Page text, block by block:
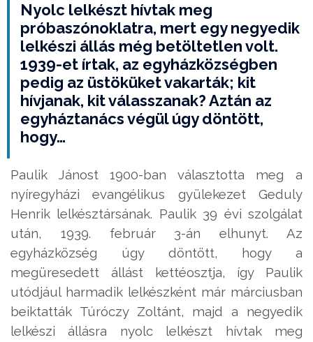
Nyolc lelkészt hívtak meg
próbaszónoklatra, mert egy negyedik
lelkészi állás még betöltetlen volt.
1939-et írtak, az egyházközségben
pedig az üstöküket vakarták; kit
hívjanak, kit válasszanak? Aztán az
egyháztanács végül úgy döntött,
hogy…
Paulik Jánost 1900-ban választotta meg a
nyíregyházi evangélikus gyülekezet Geduly
Henrik lelkésztársának. Paulik 39 évi szolgálat
után, 1939. február 3-án elhunyt. Az
egyházközség úgy döntött, hogy a
megüresedett állást kettéosztja, így Paulik
utódjául harmadik lelkészként már márciusban
beiktatták Túróczy Zoltánt, majd a negyedik
lelkészi állásra nyolc lelkészt hívtak meg